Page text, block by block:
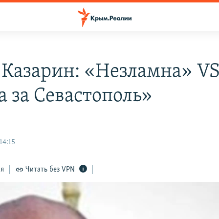
«Незламна» VS
за Севастополь»
Читать без VPN